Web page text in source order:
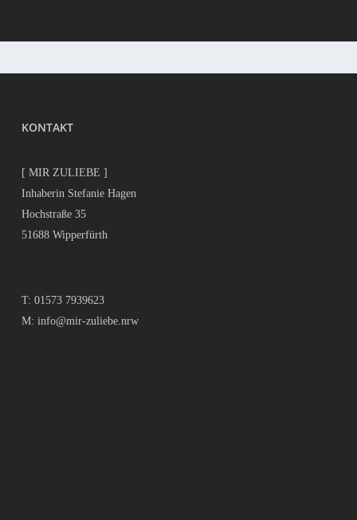
KONTAKT
[ MIR ZULIEBE ]
Inhaberin Stefanie Hagen
Hochstraße 35
51688 Wipperfürth
T: 01573 7939623
M: info@mir-zuliebe.nrw